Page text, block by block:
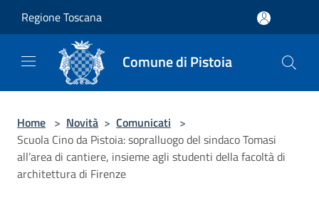
Regione Toscana
Comune di Pistoia
Home > Novità > Comunicati >
Scuola Cino da Pistoia: sopralluogo del sindaco Tomasi
all’area di cantiere, insieme agli studenti della facoltà di
architettura di Firenze